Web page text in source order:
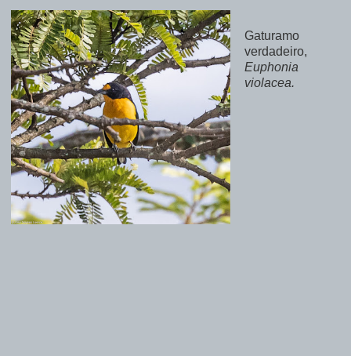
Gaturamo
verdadeiro,
Euphonia
violacea.